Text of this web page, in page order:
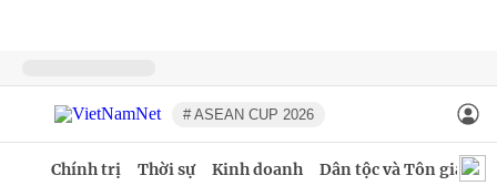
# ASEAN CUP 2026
Chính trị Thời sự Kinh doanh Dân tộc và Tôn giáo